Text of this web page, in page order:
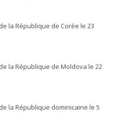
la République de Corée le 23
la République de Moldova le 22
la République dominicaine le 5